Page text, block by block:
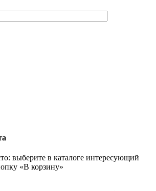
выберите в каталоге интересующий
«В корзину»